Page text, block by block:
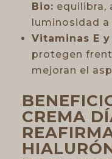
Bio: equilibra,
luminosidad a
Vitaminas E y
protegen
mejoran el
CREMA